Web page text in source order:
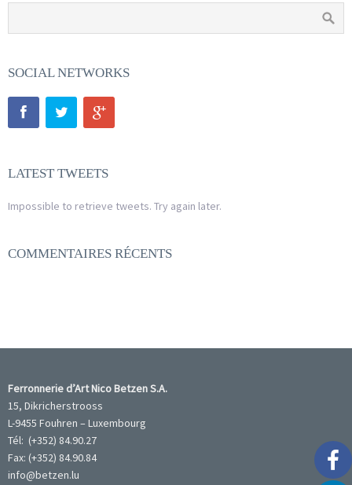
SOCIAL NETWORKS
LATEST TWEETS
Impossible to retrieve tweets. Try again later.
COMMENTAIRES RÉCENTS
Ferronnerie d’Art Nico Betzen S.A.
15, Dikricherstrooss
L-9455 Fouhren – Luxembourg
Tél: (+352) 84.90.27
Fax: (+352) 84.90.84
info@betzen.lu